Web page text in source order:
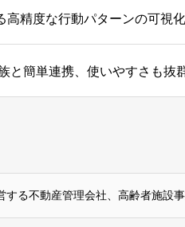
高精度な行動パターンの可視化
と簡単連携、使いやすさも抜
する不動産管理会社、高齢者施設